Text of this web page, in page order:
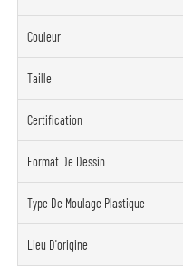
Couleur
Taille
Certification
Format De Dessin
Type De Moulage Plastique
Lieu D'origine